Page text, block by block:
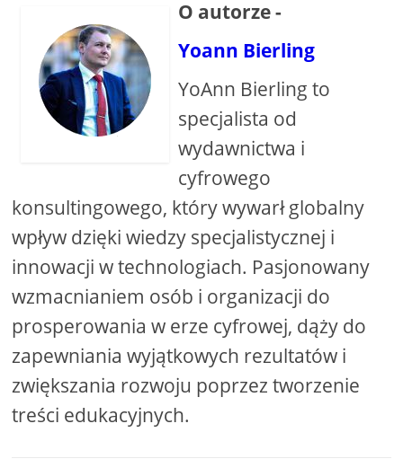
O autorze -
Yoann Bierling
YoAnn Bierling to
specjalista od
wydawnictwa i
cyfrowego
konsultingowego, który wywarł globalny
wpływ dzięki wiedzy specjalistycznej i
innowacji w technologiach. Pasjonowany
wzmacnianiem osób i organizacji do
prosperowania w erze cyfrowej, dąży do
zapewniania wyjątkowych rezultatów i
zwiększania rozwoju poprzez tworzenie
treści edukacyjnych.